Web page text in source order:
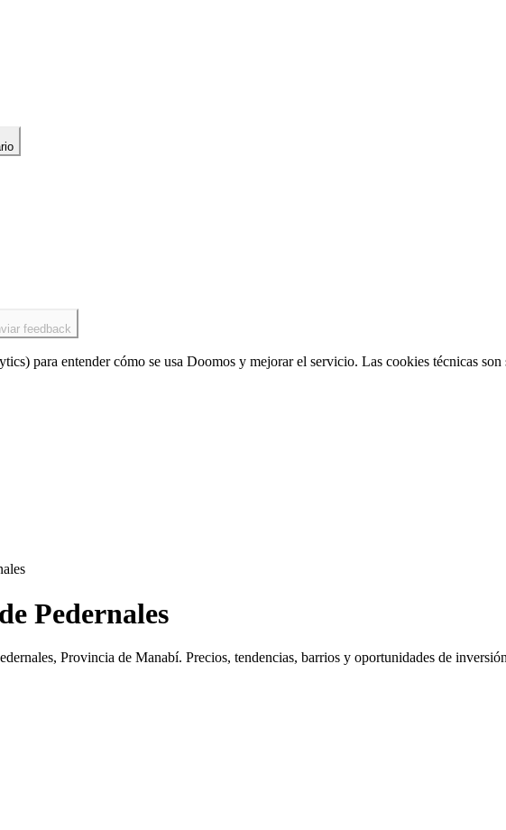
feedback
para entender cómo se usa Doomos y mejorar el servicio. Las cookies técnicas son
Pedernales
, Provincia de Manabí. Precios, tendencias, barrios y oportunidades de